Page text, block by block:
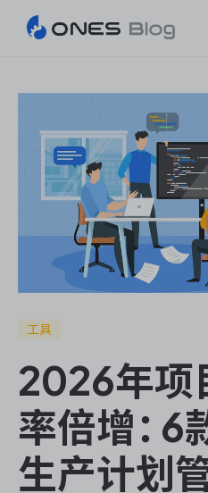
ONES Project
ONES Wiki
ONES Desk
ONES Assistant
工具
2026年项
率倍增：6
生产计划